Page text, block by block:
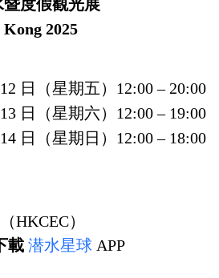
暨度假觀光展
2025
日（星期五）12:00 – 20:00
日（星期六）12:00 – 19:00
日（星期日）12:00 – 18:00
HKCEC）
載 潜水星球 APP